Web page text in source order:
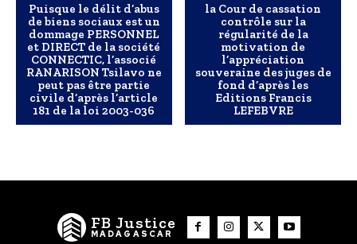
Puisque le délit d’abus
de biens sociaux est un
dommage PERSONNEL
et DIRECT de la société
CONNECTIC, l’associé
RANARISON Tsilavo ne
peut pas être partie
civile d’après l’article
181 de la loi 2003-036
la Cour de cassation
contrôle sur la
régularité de la
motivation de
l’appréciation
souveraine des juges de
fond d’après les
Editions Francis
LEFEBVRE
FB Justice
MADAGASCAR